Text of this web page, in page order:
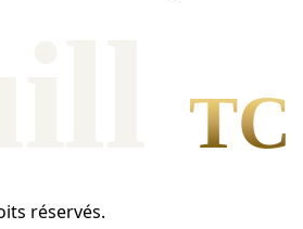
TC
réservés.